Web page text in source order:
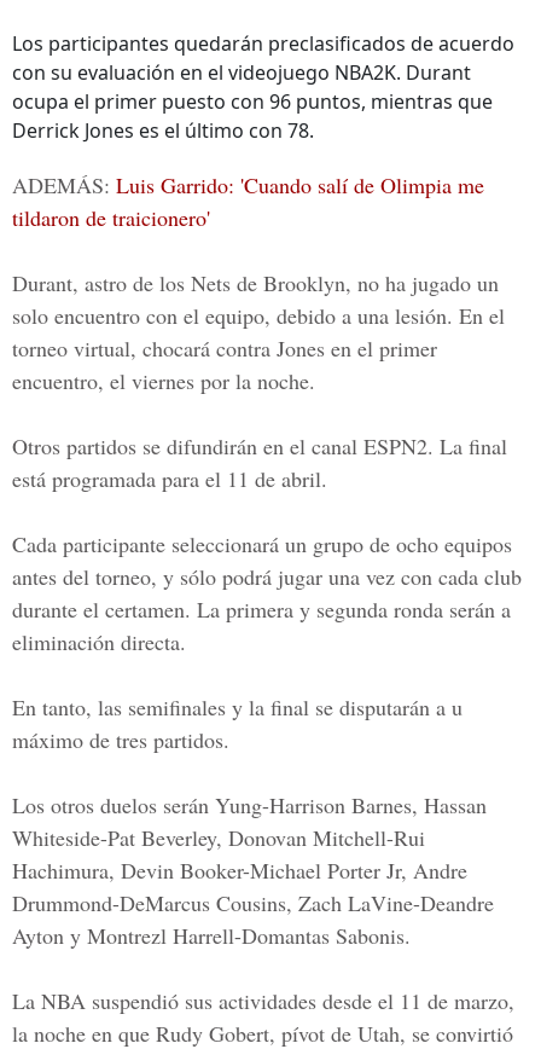
Los participantes quedarán preclasificados de acuerdo
con su evaluación en el videojuego NBA2K. Durant
ocupa el primer puesto con 96 puntos, mientras que
Derrick Jones es el último con 78.
ADEMÁS: Luis Garrido: 'Cuando salí de Olimpia me
tildaron de traicionero'
Durant, astro de los Nets de Brooklyn, no ha jugado un
solo encuentro con el equipo, debido a una lesión. En el
torneo virtual, chocará contra Jones en el primer
encuentro, el viernes por la noche.
Otros partidos se difundirán en el canal ESPN2. La final
está programada para el 11 de abril.
Cada participante seleccionará un grupo de ocho equipos
antes del torneo, y sólo podrá jugar una vez con cada club
durante el certamen. La primera y segunda ronda serán a
eliminación directa.
En tanto, las semifinales y la final se disputarán a u
máximo de tres partidos.
Los otros duelos serán Yung-Harrison Barnes, Hassan
Whiteside-Pat Beverley, Donovan Mitchell-Rui
Hachimura, Devin Booker-Michael Porter Jr, Andre
Drummond-DeMarcus Cousins, Zach LaVine-Deandre
Ayton y Montrezl Harrell-Domantas Sabonis.
La NBA suspendió sus actividades desde el 11 de marzo,
la noche en que Rudy Gobert, pívot de Utah, se convirtió